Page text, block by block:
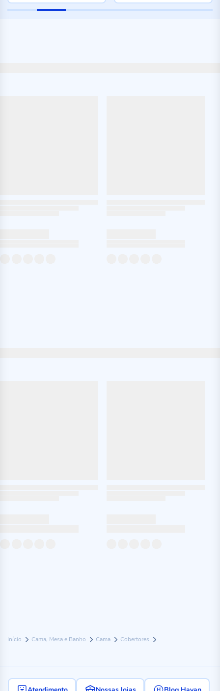
Início Cama, Mesa e Banho Cama Cobertores